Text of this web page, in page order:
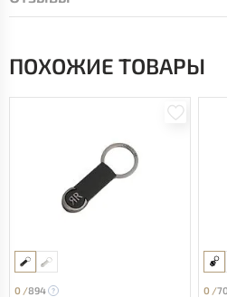
ПОХОЖИЕ ТОВАРЫ
0 /894 0 /